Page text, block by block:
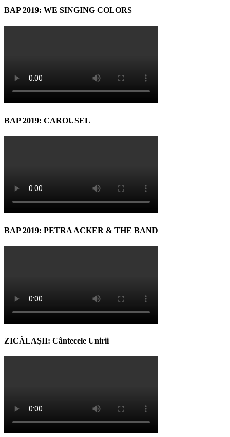
BAP 2019: WE SINGING COLORS
BAP 2019: CAROUSEL
BAP 2019: PETRA ACKER & THE BAND
ZICĂLAŞII: Cântecele Unirii